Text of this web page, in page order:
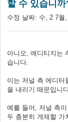
할 수 있습니까
수정 날짜: 수, 2 7월
아니오, 에디티지는
습니다.
이는 저널 측 에디터
을 내리기 때문입니
예를 들어, 저널 측
두 충분히 게재할 가